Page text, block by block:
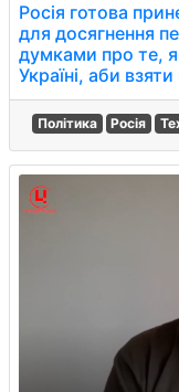
Росія готова
для досягнення
думками про те,
Україні, аби взяти
Політика Росія